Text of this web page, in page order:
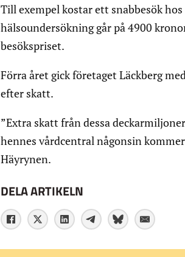
Till exempel kostar ett snabbesök
hälsoundersökning går på 4900
besökspriset.
Förra året gick företaget Läckberg
efter skatt.
”Extra skatt från dessa
hennes vårdcentral någonsin
Häyrynen.
DELA ARTIKELN